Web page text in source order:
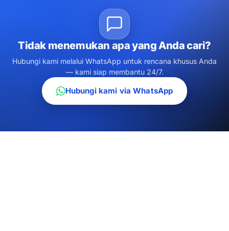
Tidak menemukan apa yang Anda cari?
Hubungi kami melalui WhatsApp untuk rencana khusus Anda
— kami siap membantu 24/7.
Hubungi kami via WhatsApp